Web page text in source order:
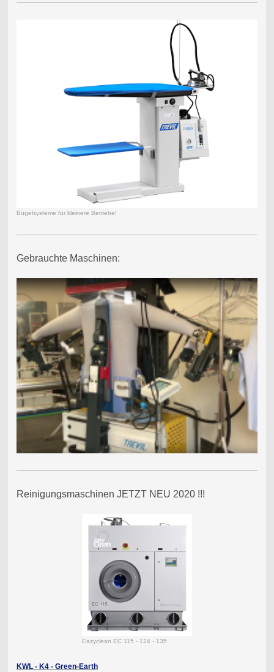
Bügelsysteme für kleinere Betriebe!
Gebrauchte Maschinen:
Reinigungsmaschinen JETZT NEU 2020 !!!
Eazyclean EC 115 - 124 - 135
KWL - K4 - Green-Earth